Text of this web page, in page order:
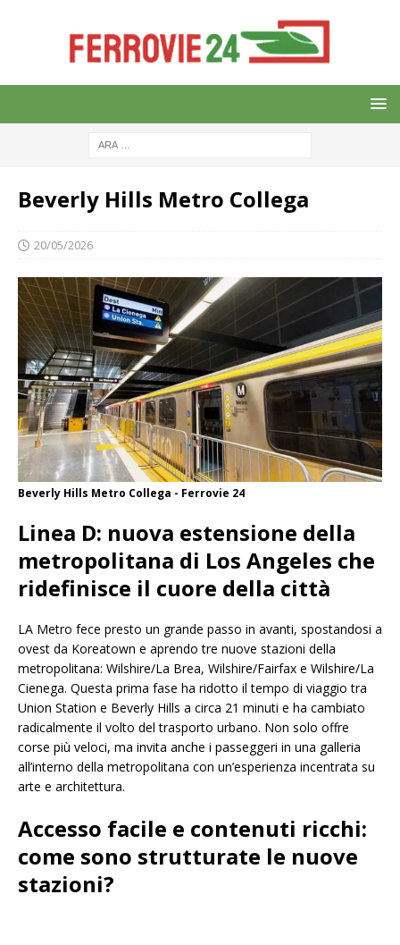
Beverly Hills Metro Collega
20/05/2026
Beverly Hills Metro Collega - Ferrovie 24
Linea D: nuova estensione della
metropolitana di Los Angeles che
ridefinisce il cuore della città
LA Metro fece presto un grande passo in avanti, spostandosi a
ovest da Koreatown e aprendo tre nuove stazioni della
metropolitana: Wilshire/La Brea, Wilshire/Fairfax e Wilshire/La
Cienega. Questa prima fase ha ridotto il tempo di viaggio tra
Union Station e Beverly Hills a circa 21 minuti e ha cambiato
radicalmente il volto del trasporto urbano. Non solo offre
corse più veloci, ma invita anche i passeggeri in una galleria
all’interno della metropolitana con un’esperienza incentrata su
arte e architettura.
Accesso facile e contenuti ricchi:
come sono strutturate le nuove
stazioni?